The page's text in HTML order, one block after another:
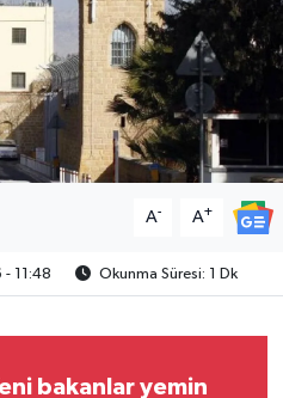
A- A+
11:48 Okunma Süresi: 1 Dk
bakanlar yemin